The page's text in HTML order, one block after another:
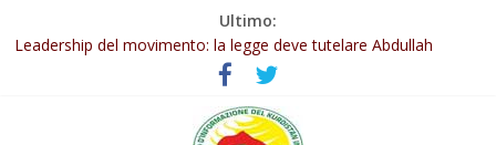
Ultimo:
Abdullah Öcalan: Le legge negativa deve essere trasformata in
legge positiva
Leadership del movimento: la legge deve tutelare Abdullah
Öcalan e l’intero movimento
Commissione donne del KNK: Şengal è di nuovo sotto minaccia